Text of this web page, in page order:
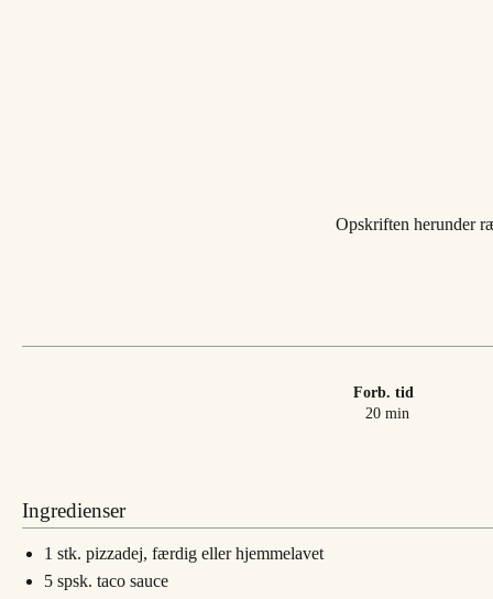
Opskriften herunder
Forb. tid
20minutter
min
Ingredienser
1 stk. pizzadej, færdig eller hjemmelavet
5 spsk. taco sauce